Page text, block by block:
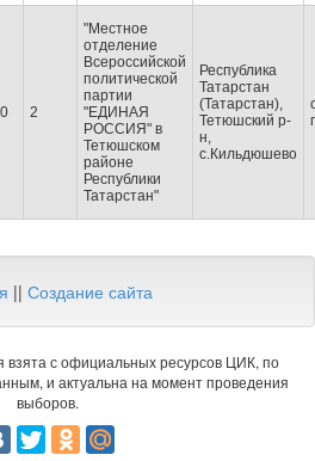
2
"Местное
отделение
Всероссийской
политической
партии
"ЕДИНАЯ
РОССИЯ" в
Тетюшском
районе
Республики
Татарстан"
Республика
Татарстан
(Татарстан),
Тетюшский р-
н,
с.Кильдюшево
|| Создание сайта
с официальных ресурсов ЦИК, по
и актуальна на момент проведения
выборов.